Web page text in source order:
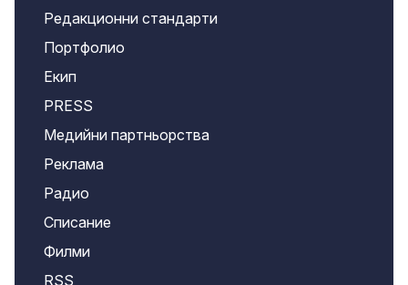
Редакционни стандарти
Портфолио
Екип
PRESS
Медийни партньорства
Реклама
Радио
Списание
Филми
RSS